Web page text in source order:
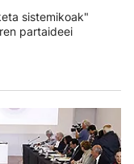
sistemikoak"
partaideei